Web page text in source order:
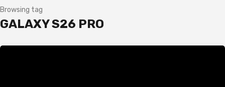
Browsing tag
GALAXY S26 PRO